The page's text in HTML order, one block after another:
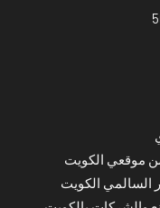
موقعي الكويت
السالمي الكويت